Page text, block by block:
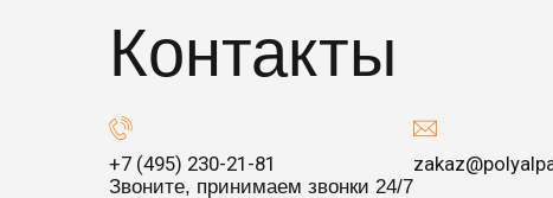
Контакты
+7 (495) 230-21-81
Звоните, принимаем звонки 24/7